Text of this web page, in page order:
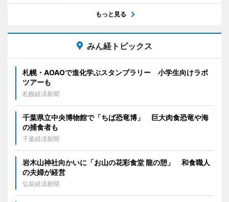
もっと見る
みん経トピックス
札幌・AOAOで進化学ぶスタンプラリー 小学生向けラボ
ツアーも
札幌経済新聞
千葉県立中央博物館で「ちば恐竜博」 巨大肉食恐竜や海
の捕食者も
千葉経済新聞
岩木山神社向かいに「お山の花彩食堂 龍の憩」 和食職人
の夫婦が経営
弘前経済新聞